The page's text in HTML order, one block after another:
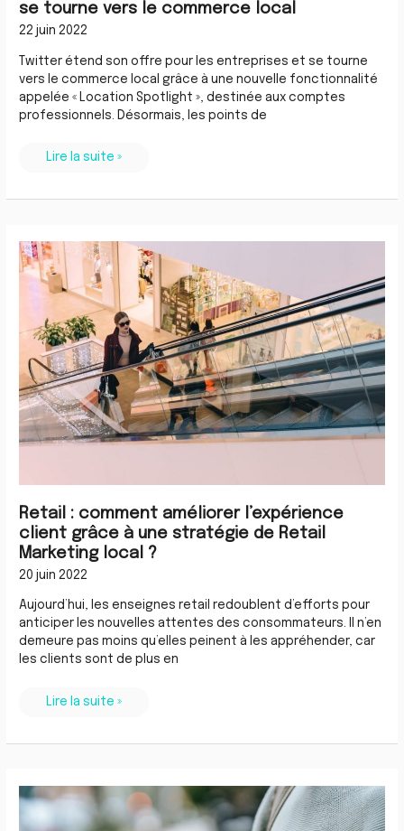
se tourne vers le commerce local
22 juin 2022
Twitter étend son offre pour les entreprises et se tourne
vers le commerce local grâce à une nouvelle fonctionnalité
appelée « Location Spotlight », destinée aux comptes
professionnels. Désormais, les points de
Lire la suite »
Retail : comment améliorer l’expérience
client grâce à une stratégie de Retail
Marketing local ?
20 juin 2022
Aujourd’hui, les enseignes retail redoublent d’efforts pour
anticiper les nouvelles attentes des consommateurs. Il n’en
demeure pas moins qu’elles peinent à les appréhender, car
les clients sont de plus en
Retail
:
comment
améliorer
l’expérience
grâce
à
une
stratégie
de
Retail
Marketing
local
?
Lire la suite »
Le
top
des